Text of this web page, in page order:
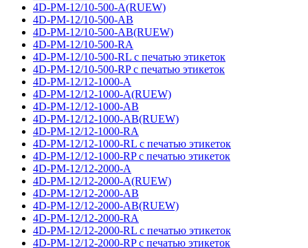
4D-PM-12/10-500-A(RUEW)
4D-PM-12/10-500-AB
4D-PM-12/10-500-AB(RUEW)
4D-PM-12/10-500-RA
4D-PM-12/10-500-RL с печатью этикеток
4D-PM-12/10-500-RP с печатью этикеток
4D-PM-12/12-1000-A
4D-PM-12/12-1000-A(RUEW)
4D-PM-12/12-1000-AB
4D-PM-12/12-1000-AB(RUEW)
4D-PM-12/12-1000-RA
4D-PM-12/12-1000-RL с печатью этикеток
4D-PM-12/12-1000-RP с печатью этикеток
4D-PM-12/12-2000-A
4D-PM-12/12-2000-A(RUEW)
4D-PM-12/12-2000-AB
4D-PM-12/12-2000-AB(RUEW)
4D-PM-12/12-2000-RA
4D-PM-12/12-2000-RL с печатью этикеток
4D-PM-12/12-2000-RP с печатью этикеток